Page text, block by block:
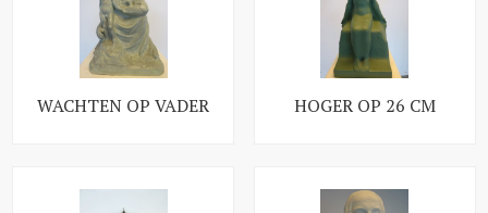
WACHTEN OP VADER HOGER OP 26 CM